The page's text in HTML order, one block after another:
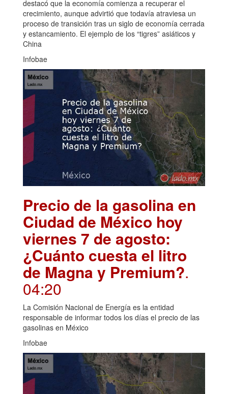
destacó que la economía comienza a recuperar el
crecimiento, aunque advirtió que todavía atraviesa un
proceso de transición tras un siglo de economía cerrada
y estancamiento. El ejemplo de los “tigres” asiáticos y
China
Infobae
Precio de la gasolina en
Ciudad de México hoy
viernes 7 de agosto:
¿Cuánto cuesta el litro
de Magna y Premium?.
04:20
La Comisión Nacional de Energía es la entidad
responsable de informar todos los días el precio de las
gasolinas en México
Infobae